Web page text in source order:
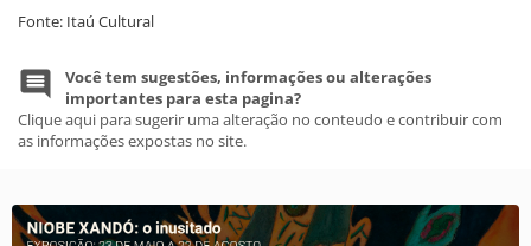
Fonte: Itaú Cultural
Você tem sugestões, informações ou alterações
importantes para esta pagina?
Clique aqui para sugerir uma alteração no conteudo e contribuir com
as informações expostas no site.